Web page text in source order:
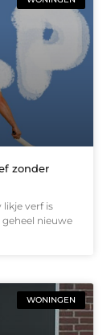
zonder
verf is
nieuwe
WONINGEN